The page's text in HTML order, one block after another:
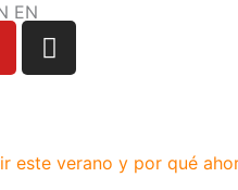
EN
I
n
g
este verano y por qué